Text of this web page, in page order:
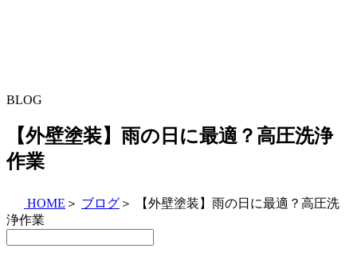
BLOG
【外壁塗装】雨の日に最適？高圧洗浄
作業
HOME ＞ ブログ ＞
【外壁塗装】雨の日に最適？高圧洗
浄作業